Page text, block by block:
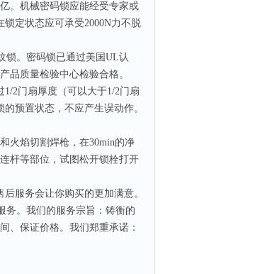
。机械密码锁应能经受专家或
定状态应可承受2000N力不脱
。密码锁已通过美国UL认
品质量检验中心检验合格。
2门扇厚度（可以大于1/2门扇
预置状态，不应产生误动作。
焰切割焊枪，在30min的净
杆等部位，试图松开锁栓打开
服务会让你购买的更加满意。
。我们的服务宗旨：铸衡的
、保证价格。我们郑重承诺：